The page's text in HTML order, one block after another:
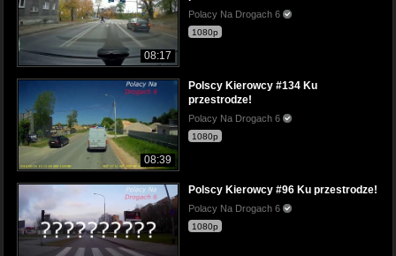
08:17
Polacy Na Drogach 6
1080p
08:39
Polscy Kierowcy #134 Ku
przestrodze!
Polacy Na Drogach 6
1080p
Polscy Kierowcy #96 Ku przestrodze!
Polacy Na Drogach 6
1080p